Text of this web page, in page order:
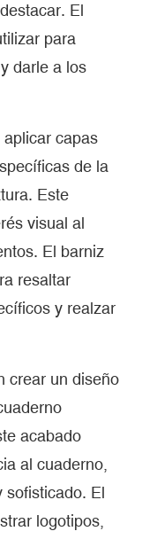
El
para
darle a los
capas
de la
Este
visual al
El barniz
resaltar
y realzar
crear un diseño
acabado
al cuaderno,
sofisticado. El
logotipos,